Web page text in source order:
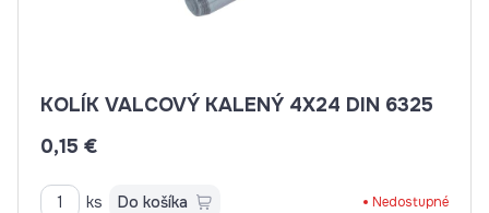
KOLÍK VALCOVÝ KALENÝ 4X24 DIN 6325
0,15 €
ks Do košíka Nedostupné